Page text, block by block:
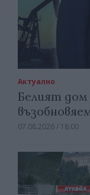
Актуално
Белият дом
07.08.2026 / 18:00